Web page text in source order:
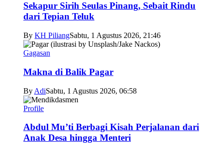
Sekapur Sirih Seulas Pinang, Sebait Rindu
dari Tepian Teluk
By KH PiliangSabtu, 1 Agustus 2026, 21:46
Gagasan
Makna di Balik Pagar
By AdiSabtu, 1 Agustus 2026, 06:58
Profile
Abdul Mu’ti Berbagi Kisah Perjalanan dari
Anak Desa hingga Menteri